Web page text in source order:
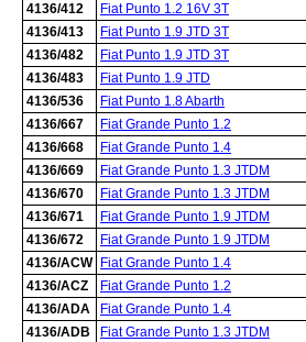
4136/412
Fiat Punto 1.2 16V 3T
4136/413
Fiat Punto 1.9 JTD 3T
4136/482
Fiat Punto 1.9 JTD 3T
4136/483
Fiat Punto 1.9 JTD
4136/536
Fiat Punto 1.8 Abarth
4136/667
Fiat Grande Punto 1.2
4136/668
Fiat Grande Punto 1.4
4136/669
Fiat Grande Punto 1.3 JTDM
4136/670
Fiat Grande Punto 1.3 JTDM
4136/671
Fiat Grande Punto 1.9 JTDM
4136/672
Fiat Grande Punto 1.9 JTDM
4136/ACW
Fiat Grande Punto 1.4
4136/ACZ
Fiat Grande Punto 1.2
4136/ADA
Fiat Grande Punto 1.4
4136/ADB
Fiat Grande Punto 1.3 JTDM